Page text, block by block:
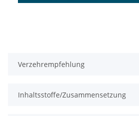
Verzehrempfehlung
Inhaltsstoffe/Zusammensetzung